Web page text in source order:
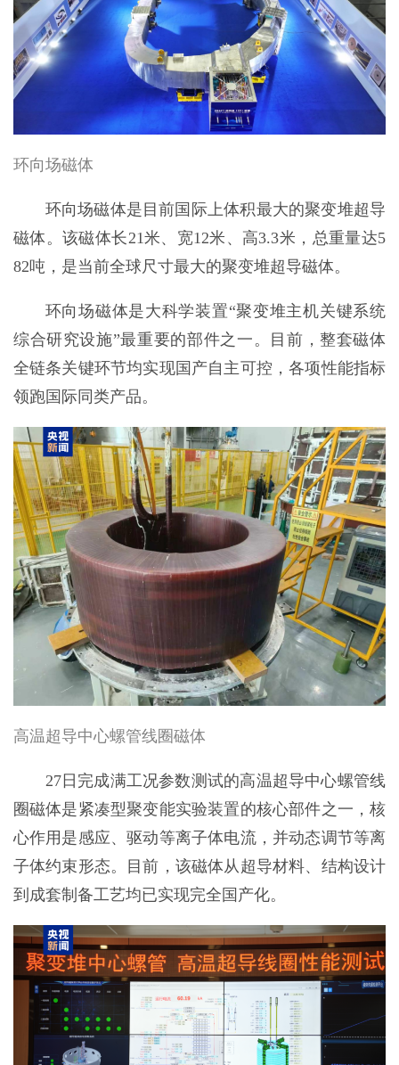
环向场磁体
环向场磁体是目前国际上体积最大的聚变堆超导
磁体。该磁体长21米、宽12米、高3.3米，总重量达5
82吨，是当前全球尺寸最大的聚变堆超导磁体。
环向场磁体是大科学装置“聚变堆主机关键系统
综合研究设施”最重要的部件之一。目前，整套磁体
全链条关键环节均实现国产自主可控，各项性能指标
领跑国际同类产品。
高温超导中心螺管线圈磁体
27日完成满工况参数测试的高温超导中心螺管线
圈磁体是紧凑型聚变能实验装置的核心部件之一，核
心作用是感应、驱动等离子体电流，并动态调节等离
子体约束形态。目前，该磁体从超导材料、结构设计
到成套制备工艺均已实现完全国产化。